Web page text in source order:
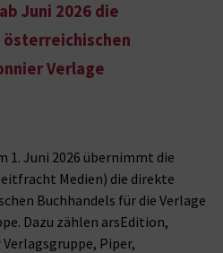
Juni 2026 die
Verlage
1. Juni 2026 übernimmt die
Medien) die direkte
Buchhandels für die Verlage
Dazu zählen arsEdition,
Piper,